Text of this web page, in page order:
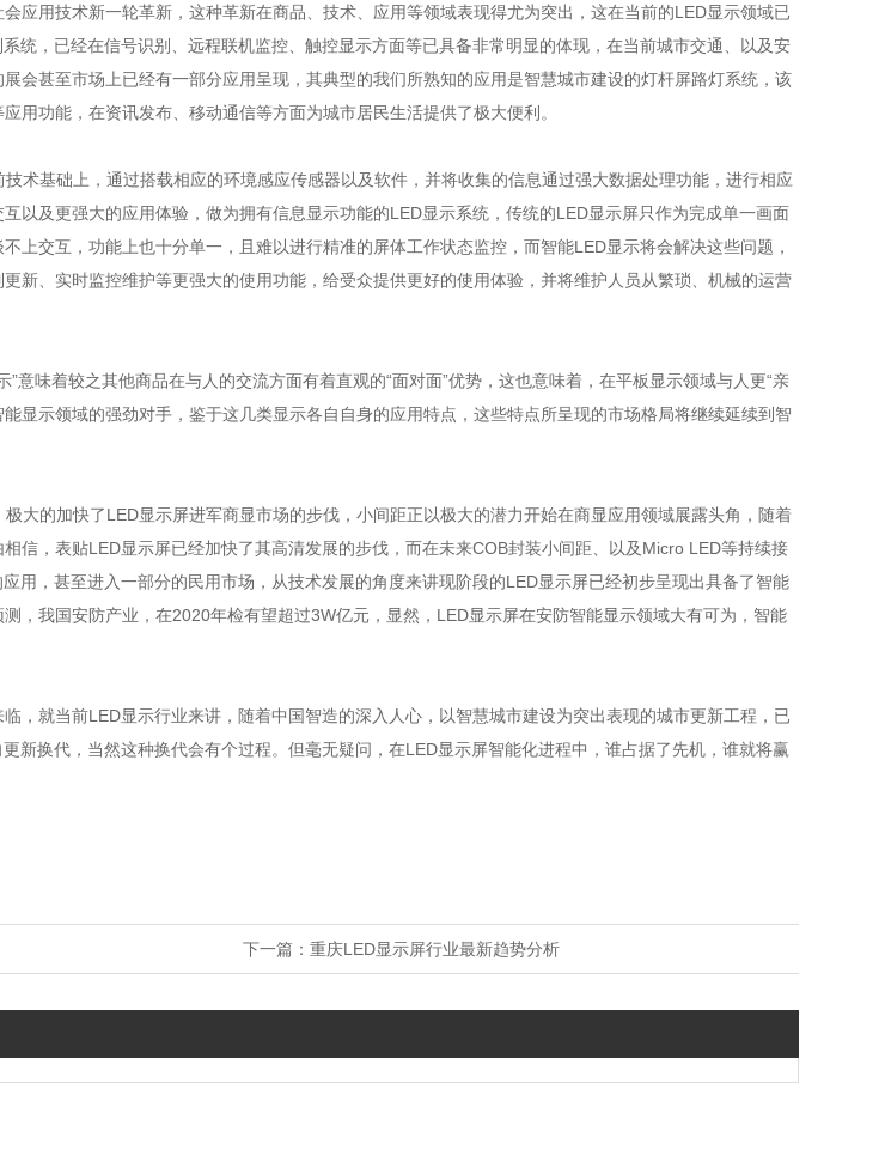
应用技术新一轮革新，这种革新在商品、技术、应用等领域表现得尤为突出，这在当前的LED显示领域已
统，已经在信号识别、远程联机监控、触控显示方面等已具备非常明显的体现，在当前城市交通、以及安
会甚至市场上已经有一部分应用呈现，其典型的我们所熟知的应用是智慧城市建设的灯杆屏路灯系统，该
用功能，在资讯发布、移动通信等方面为城市居民生活提供了极大便利。
术基础上，通过搭载相应的环境感应传感器以及软件，并将收集的信息通过强大数据处理功能，进行相应
以及更强大的应用体验，做为拥有信息显示功能的LED显示系统，传统的LED显示屏只作为完成单一画面
上交互，功能上也十分单一，且难以进行精准的屏体工作状态监控，而智能LED显示将会解决这些问题，
新、实时监控维护等更强大的使用功能，给受众提供更好的使用体验，并将维护人员从繁琐、机械的运营
意味着较之其他商品在与人的交流方面有着直观的“面对面”优势，这也意味着，在平板显示领域与人更“亲
显示领域的强劲对手，鉴于这几类显示各自自身的应用特点，这些特点所呈现的市场格局将继续延续到智
大的加快了LED显示屏进军商显市场的步伐，小间距正以极大的潜力开始在商显应用领域展露头角，随着
信，表贴LED显示屏已经加快了其高清发展的步伐，而在未来COB封装小间距、以及Micro LED等持续接
用，甚至进入一部分的民用市场，从技术发展的角度来讲现阶段的LED显示屏已经初步呈现出具备了智能
，我国安防产业，在2020年检有望超过3W亿元，显然，LED显示屏在安防智能显示领域大有可为，智能
，就当前LED显示行业来讲，随着中国智造的深入人心，以智慧城市建设为突出表现的城市更新工程，已
新换代，当然这种换代会有个过程。但毫无疑问，在LED显示屏智能化进程中，谁占据了先机，谁就将赢
下一篇： 重庆LED显示屏行业最新趋势分析